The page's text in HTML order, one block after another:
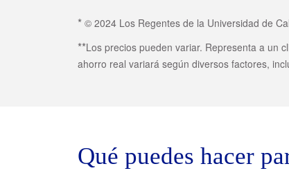
* © 2024 Los Regentes de la Universidad de
**Los precios pueden variar. Representa a un
ahorro real variará según diversos factores,
Qué puedes hacer